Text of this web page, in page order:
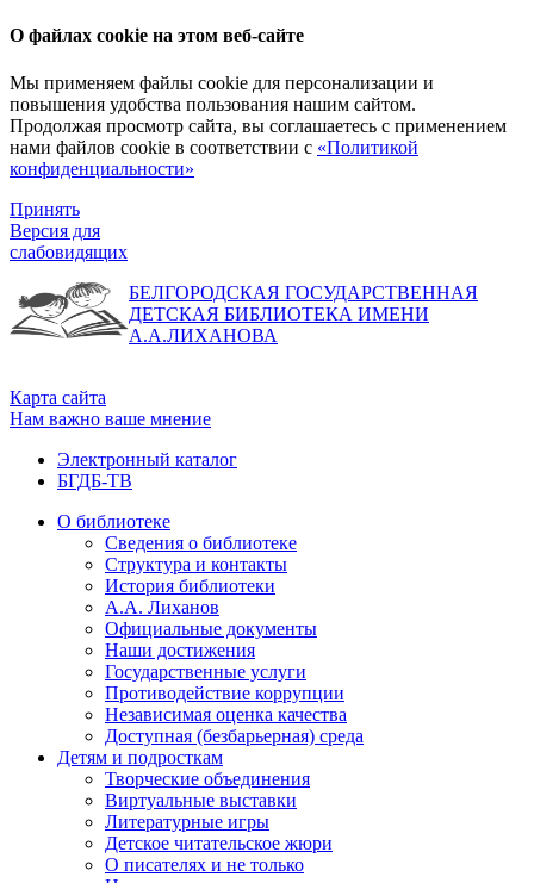
О файлах cookie на этом веб-сайте
Мы применяем файлы cookie для персонализации и
повышения удобства пользования нашим сайтом.
Продолжая просмотр сайта, вы соглашаетесь с применением
нами файлов cookie в соответствии с «Политикой
конфиденциальности»
Принять
Версия для
слабовидящих
БЕЛГОРОДСКАЯ ГОСУДАРСТВЕННАЯ
ДЕТСКАЯ БИБЛИОТЕКА ИМЕНИ
А.А.ЛИХАНОВА
Карта сайта
Нам важно ваше мнение
Электронный каталог
БГДБ-ТВ
О библиотеке
Сведения о библиотеке
Структура и контакты
История библиотеки
А.А. Лиханов
Официальные документы
Наши достижения
Государственные услуги
Противодействие коррупции
Независимая оценка качества
Доступная (безбарьерная) среда
Детям и подросткам
Творческие объединения
Виртуальные выставки
Литературные игры
Детское читательское жюри
О писателях и не только